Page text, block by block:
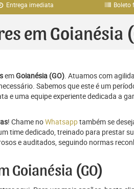
Entrega imediata Boleto
em Goianésia
emGoianésia (GO). Atuamos com
Sabemos que este é um
e uma equipe experiente dedicada a
! Chame noWhatsapptambém se
time dedicado, treinado para prestar
e auditados, seguindo normas
Goianésia (GO)